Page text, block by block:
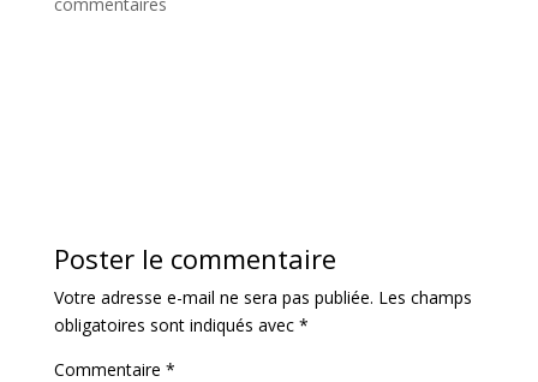
Poster le commentaire
Votre adresse e-mail ne sera pas publiée. Les champs
obligatoires sont indiqués avec *
Commentaire *